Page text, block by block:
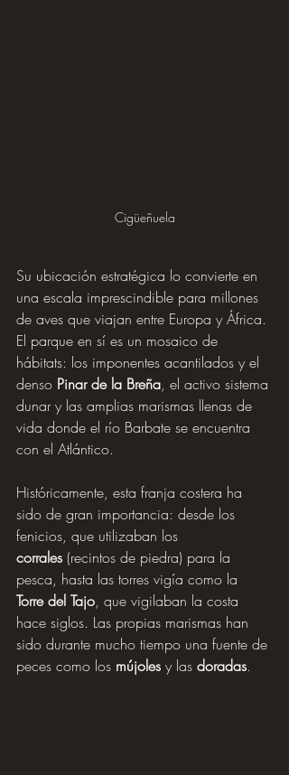
Cigüeñuela
Su ubicación estratégica lo convierte en
una escala imprescindible para millones
de aves que viajan entre Europa y África.
El parque en sí es un mosaico de
hábitats: los imponentes acantilados y el
denso Pinar de la Breña, el activo sistema
dunar y las amplias marismas llenas de
vida donde el río Barbate se encuentra
con el Atlántico.
Históricamente, esta franja costera ha
sido de gran importancia: desde los
fenicios, que utilizaban los
corrales (recintos de piedra) para la
pesca, hasta las torres vigía como la
Torre del Tajo, que vigilaban la costa
hace siglos. Las propias marismas han
sido durante mucho tiempo una fuente de
peces como los mújoles y las doradas.